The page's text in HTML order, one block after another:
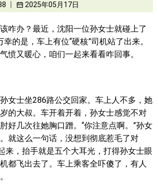
2025年05月17日
咋办？最近，沈阳一位孙女士就碰上了
的是，车上有位“硬核”司机站了出来。
愤又暖心，咱们一起来看看咋回事。
女士坐286路公交回家。车上人不多，她
的大叔。车开着开着，孙女士感觉不对
好几次往她胸口蹭。“你注意点啊。”孙女
就这么一句话，没想到彻底惹毛了对
来，抬手就是五个大耳光，打得孙女士眼
都飞出去了。车上乘客全吓傻了，有人